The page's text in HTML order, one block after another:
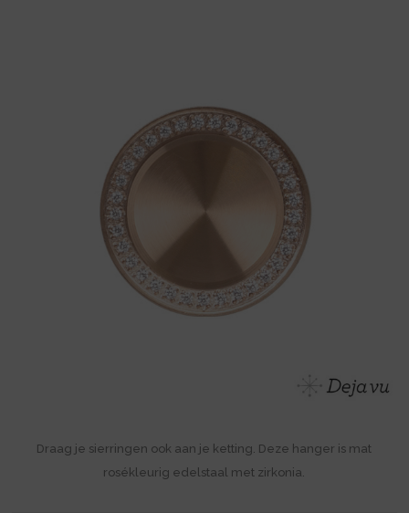
Draag je sierringen ook aan je ketting. Deze hanger is mat
rosékleurig edelstaal met zirkonia.